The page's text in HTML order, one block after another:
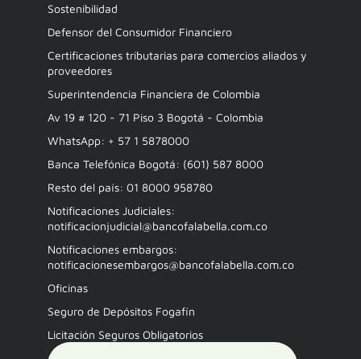
Sostenibilidad
Defensor del Consumidor Financiero
Certificaciones tributarias para comercios aliados y
proveedores
Superintendencia Financiera de Colombia
Av 19 # 120 - 71 Piso 3 Bogotá - Colombia
WhatsApp: + 57 1 5878000
Banca Telefónica Bogotá: (601) 587 8000
Resto del país: 01 8000 958780
Notificaciones Judiciales:
notificacionjudicial@bancofalabella.com.co
Notificaciones embargos:
notificacionesembargos@bancofalabella.com.co
Oficinas
Seguro de Depósitos Fogafín
Licitación Seguros Obligatorios